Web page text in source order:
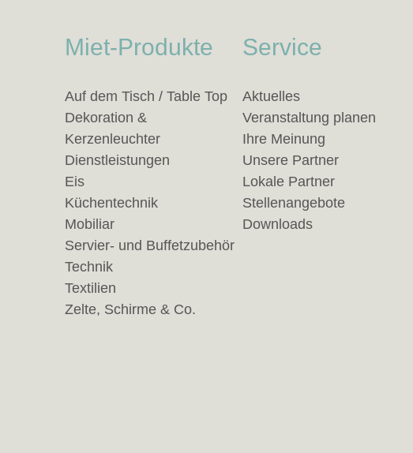
Miet-Produkte
Auf dem Tisch / Table Top
Dekoration &
Kerzenleuchter
Dienstleistungen
Eis
Küchentechnik
Mobiliar
Servier- und Buffetzubehör
Technik
Textilien
Zelte, Schirme & Co.
Service
Aktuelles
Veranstaltung planen
Ihre Meinung
Unsere Partner
Lokale Partner
Stellenangebote
Downloads